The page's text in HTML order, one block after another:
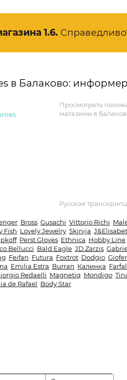
1.6.
в Балаково: информер
Просмотреть
магазины в
Русская
Bross Gusachi Vittorio Richi
Fish Lovely Jewelry Skinija
Perst Gloves Ethnica Hobby Line
Bellucci Bald Eagle JD.Zarzis
Feifan Futura Foxtrot Dodgio
Emilia Estra Burran Калинка
Redaelli Magnetiq Mondigo
de Rafael Body Star